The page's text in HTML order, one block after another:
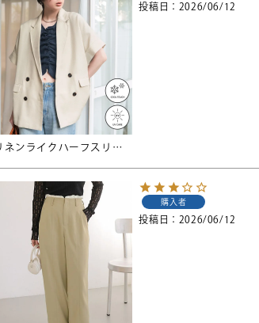
リネンライクハーフスリーブシャツジャケット
投稿日 2026/06/12
購入者
投稿日 2026/06/12